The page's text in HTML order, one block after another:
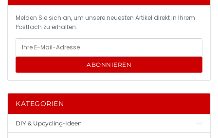
Melden Sie sich an, um unsere neuesten Artikel direkt in Ihrem
Postfach zu erhalten.
ABONNIEREN
KATEGORIEN
DIY & Upcycling-Ideen